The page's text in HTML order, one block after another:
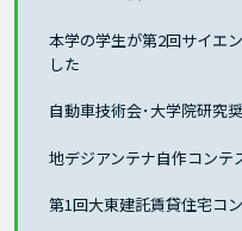
本学の学生が第2回サイエ
した
自動車技術会･大学院研究
地デジアンテナ自作コンテ
第1回大東建託賃貸住宅コ